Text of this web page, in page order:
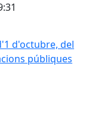
d'octubre, del
públiques